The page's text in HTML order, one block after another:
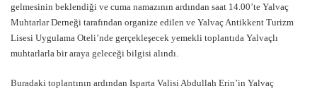
gelmesinin beklendiği ve cuma namazının ardından saat 14.00’te Yalvaç
Muhtarlar Derneği tarafından organize edilen ve Yalvaç Antikkent Turizm
Lisesi Uygulama Oteli’nde gerçekleşecek yemekli toplantıda Yalvaçlı
muhtarlarla bir araya geleceği bilgisi alındı.
Buradaki toplantının ardından Isparta Valisi Abdullah Erin’in Yalvaç